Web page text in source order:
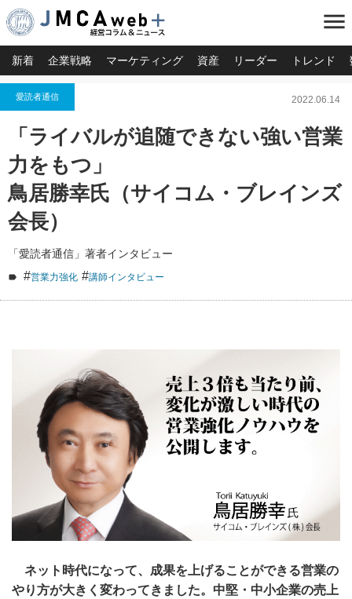
menu
新着 企業戦略 マーケティング 資産 リーダー トレンド
愛読者通信 2022.06.14
「ライバルが追随できない強い営業
力をもつ」
鳥居勝幸氏（サイコム・ブレインズ
会長）
「愛読者通信」著者インタビュー
#営業力強化 #講師インタビュー
ネット時代になって、成果を上げることができる営業の
やり方が大きく変わってきました。中堅・中小企業の売上